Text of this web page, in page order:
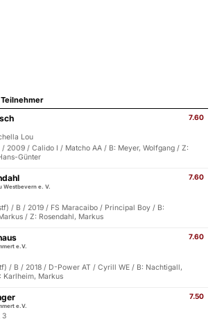
7.60
Lou
2009 / Calido I / Matcho AA / B: Meyer, Wolfgang / Z:
Günter
7.60
Westbevern e. V.
/ B / 2019 / FS Maracaibo / Principal Boy / B:
/ Z: Rosendahl, Markus
7.60
e.V.
/ B / 2018 / D-Power AT / Cyrill WE / B: Nachtigall,
Karlheim, Markus
7.50
e.V.
3